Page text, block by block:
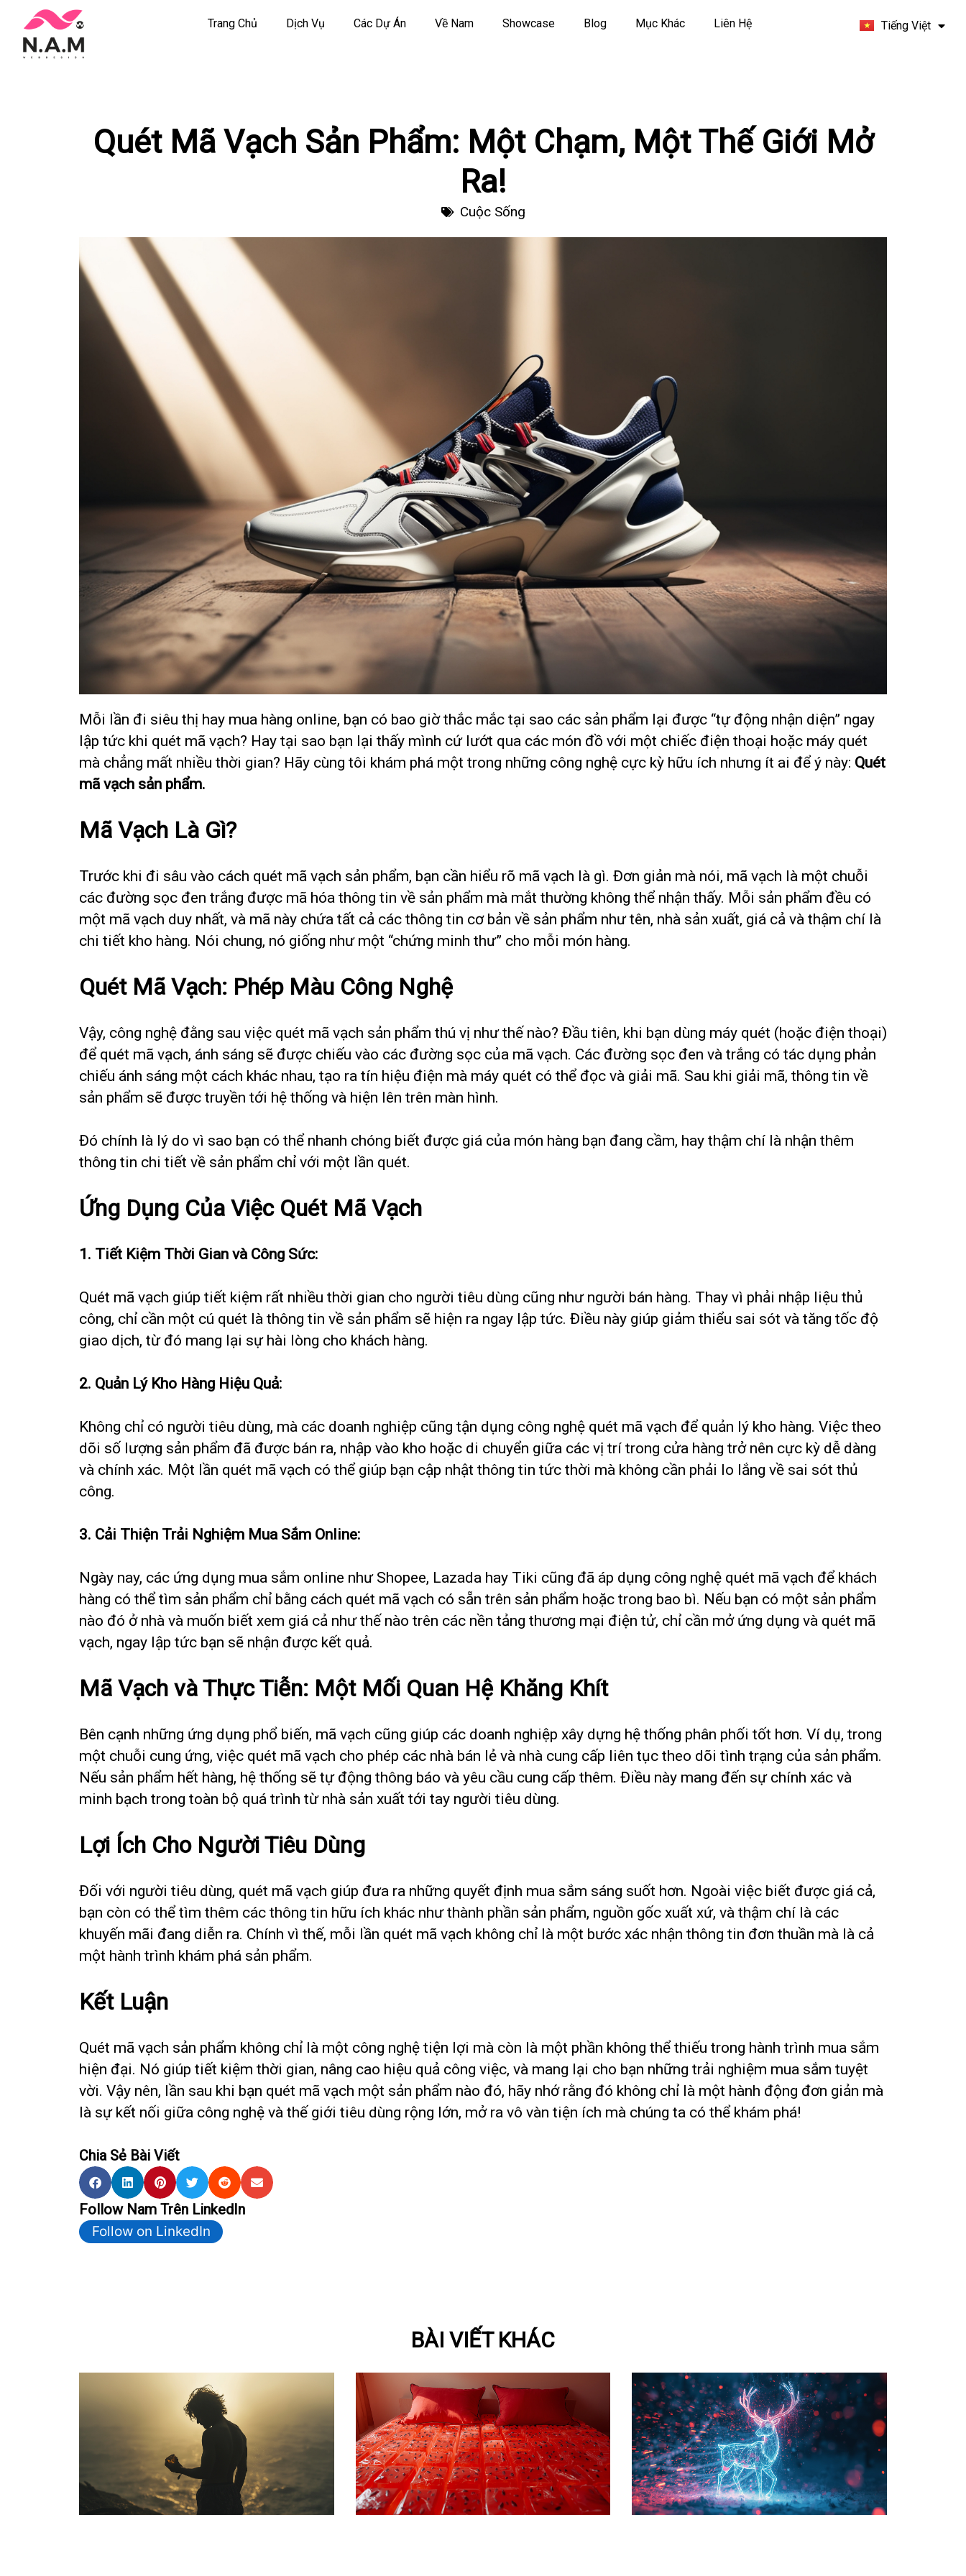
Chuyển
tới
Trang Chủ Dịch Vụ Các Dự Án Về Nam Showcase Blog Mục Khác Liên Hệ Tiếng Việt
Français
Quét Mã Vạch Sản Phẩm: Một Chạm, Một Thế Giới Mở
Ra!
Cuộc Sống
Mỗi lần đi siêu thị hay mua hàng online, bạn có bao giờ thắc mắc tại sao các sản phẩm lại được “tự động nhận diện” ngay
lập tức khi quét mã vạch? Hay tại sao bạn lại thấy mình cứ lướt qua các món đồ với một chiếc điện thoại hoặc máy quét
mà chẳng mất nhiều thời gian? Hãy cùng tôi khám phá một trong những công nghệ cực kỳ hữu ích nhưng ít ai để ý này: Quét
mã vạch sản phẩm.
Mã Vạch Là Gì?
Trước khi đi sâu vào cách quét mã vạch sản phẩm, bạn cần hiểu rõ mã vạch là gì. Đơn giản mà nói, mã vạch là một chuỗi
các đường sọc đen trắng được mã hóa thông tin về sản phẩm mà mắt thường không thể nhận thấy. Mỗi sản phẩm đều có
một mã vạch duy nhất, và mã này chứa tất cả các thông tin cơ bản về sản phẩm như tên, nhà sản xuất, giá cả và thậm chí là
chi tiết kho hàng. Nói chung, nó giống như một “chứng minh thư” cho mỗi món hàng.
Quét Mã Vạch: Phép Màu Công Nghệ
Vậy, công nghệ đằng sau việc quét mã vạch sản phẩm thú vị như thế nào? Đầu tiên, khi bạn dùng máy quét (hoặc điện thoại)
để quét mã vạch, ánh sáng sẽ được chiếu vào các đường sọc của mã vạch. Các đường sọc đen và trắng có tác dụng phản
chiếu ánh sáng một cách khác nhau, tạo ra tín hiệu điện mà máy quét có thể đọc và giải mã. Sau khi giải mã, thông tin về
sản phẩm sẽ được truyền tới hệ thống và hiện lên trên màn hình.
Đó chính là lý do vì sao bạn có thể nhanh chóng biết được giá của món hàng bạn đang cầm, hay thậm chí là nhận thêm
thông tin chi tiết về sản phẩm chỉ với một lần quét.
Ứng Dụng Của Việc Quét Mã Vạch
1. Tiết Kiệm Thời Gian và Công Sức:
Quét mã vạch giúp tiết kiệm rất nhiều thời gian cho người tiêu dùng cũng như người bán hàng. Thay vì phải nhập liệu thủ
công, chỉ cần một cú quét là thông tin về sản phẩm sẽ hiện ra ngay lập tức. Điều này giúp giảm thiểu sai sót và tăng tốc độ
giao dịch, từ đó mang lại sự hài lòng cho khách hàng.
2. Quản Lý Kho Hàng Hiệu Quả:
Không chỉ có người tiêu dùng, mà các doanh nghiệp cũng tận dụng công nghệ quét mã vạch để quản lý kho hàng. Việc theo
dõi số lượng sản phẩm đã được bán ra, nhập vào kho hoặc di chuyển giữa các vị trí trong cửa hàng trở nên cực kỳ dễ dàng
và chính xác. Một lần quét mã vạch có thể giúp bạn cập nhật thông tin tức thời mà không cần phải lo lắng về sai sót thủ
công.
3. Cải Thiện Trải Nghiệm Mua Sắm Online:
Ngày nay, các ứng dụng mua sắm online như Shopee, Lazada hay Tiki cũng đã áp dụng công nghệ quét mã vạch để khách
hàng có thể tìm sản phẩm chỉ bằng cách quét mã vạch có sẵn trên sản phẩm hoặc trong bao bì. Nếu bạn có một sản phẩm
nào đó ở nhà và muốn biết xem giá cả như thế nào trên các nền tảng thương mại điện tử, chỉ cần mở ứng dụng và quét mã
vạch, ngay lập tức bạn sẽ nhận được kết quả.
Mã Vạch và Thực Tiễn: Một Mối Quan Hệ Khăng Khít
Bên cạnh những ứng dụng phổ biến, mã vạch cũng giúp các doanh nghiệp xây dựng hệ thống phân phối tốt hơn. Ví dụ, trong
một chuỗi cung ứng, việc quét mã vạch cho phép các nhà bán lẻ và nhà cung cấp liên tục theo dõi tình trạng của sản phẩm.
Nếu sản phẩm hết hàng, hệ thống sẽ tự động thông báo và yêu cầu cung cấp thêm. Điều này mang đến sự chính xác và
minh bạch trong toàn bộ quá trình từ nhà sản xuất tới tay người tiêu dùng.
Lợi Ích Cho Người Tiêu Dùng
Đối với người tiêu dùng, quét mã vạch giúp đưa ra những quyết định mua sắm sáng suốt hơn. Ngoài việc biết được giá cả,
bạn còn có thể tìm thêm các thông tin hữu ích khác như thành phần sản phẩm, nguồn gốc xuất xứ, và thậm chí là các
khuyến mãi đang diễn ra. Chính vì thế, mỗi lần quét mã vạch không chỉ là một bước xác nhận thông tin đơn thuần mà là cả
một hành trình khám phá sản phẩm.
Kết Luận
Quét mã vạch sản phẩm không chỉ là một công nghệ tiện lợi mà còn là một phần không thể thiếu trong hành trình mua sắm
hiện đại. Nó giúp tiết kiệm thời gian, nâng cao hiệu quả công việc, và mang lại cho bạn những trải nghiệm mua sắm tuyệt
vời. Vậy nên, lần sau khi bạn quét mã vạch một sản phẩm nào đó, hãy nhớ rằng đó không chỉ là một hành động đơn giản mà
là sự kết nối giữa công nghệ và thế giới tiêu dùng rộng lớn, mở ra vô vàn tiện ích mà chúng ta có thể khám phá!
Chia Sẻ Bài Viết
Follow Nam Trên LinkedIn
Follow on LinkedIn
BÀI VIẾT KHÁC